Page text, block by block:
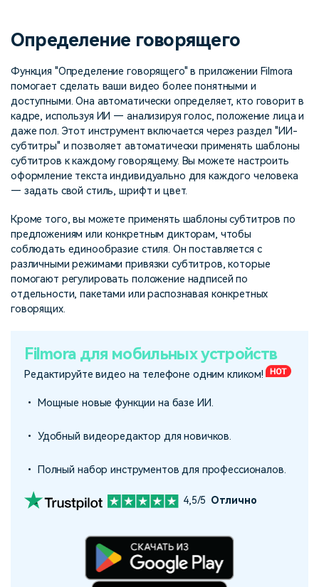
Темы видео
видео на YouTube 2025
Маркетинговый
календарь
Спланируйте маркетинговую
Центр авторов
Вдохновляйтесь нашими
создателями контента
Специальные эффекты
"сделай сам"
Создавайте видеоэффекты
самостоятельно, как
настоящий профессионал
Сообщество
Блог
Истории клиентов
Клиенты делятся своими
Партнёрская
Партнёрство на уровне
корпоративного сектора
Поддержка
Приступая к работе
Определение говорящего
Функция "Определение говорящего" в приложении Filmora
помогает сделать ваши видео более понятными и
доступными. Она автоматически определяет, кто говорит в
кадре, используя ИИ — анализируя голос, положение лица и
даже пол. Этот инструмент включается через раздел "ИИ-
субтитры" и позволяет автоматически применять шаблоны
субтитров к каждому говорящему. Вы можете настроить
оформление текста индивидуально для каждого человека
— задать свой стиль, шрифт и цвет.
Кроме того, вы можете применять шаблоны субтитров по
предложениям или конкретным дикторам, чтобы
соблюдать единообразие стиля. Он поставляется с
различными режимами привязки субтитров, которые
помогают регулировать положение надписей по
отдельности, пакетами или распознавая конкретных
говорящих.
Filmora для мобильных устройств
Редактируйте видео на телефоне одним кликом!
• Мощные новые функции на базе ИИ.
• Удобный видеоредактор для новичков.
• Полный набор инструментов для профессионалов.
4,5/5 Отлично